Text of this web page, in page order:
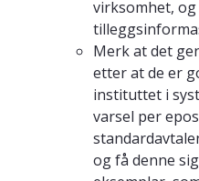
virksomhet,
Merk at det
etter at de er
instituttet i
varsel per
og få denne